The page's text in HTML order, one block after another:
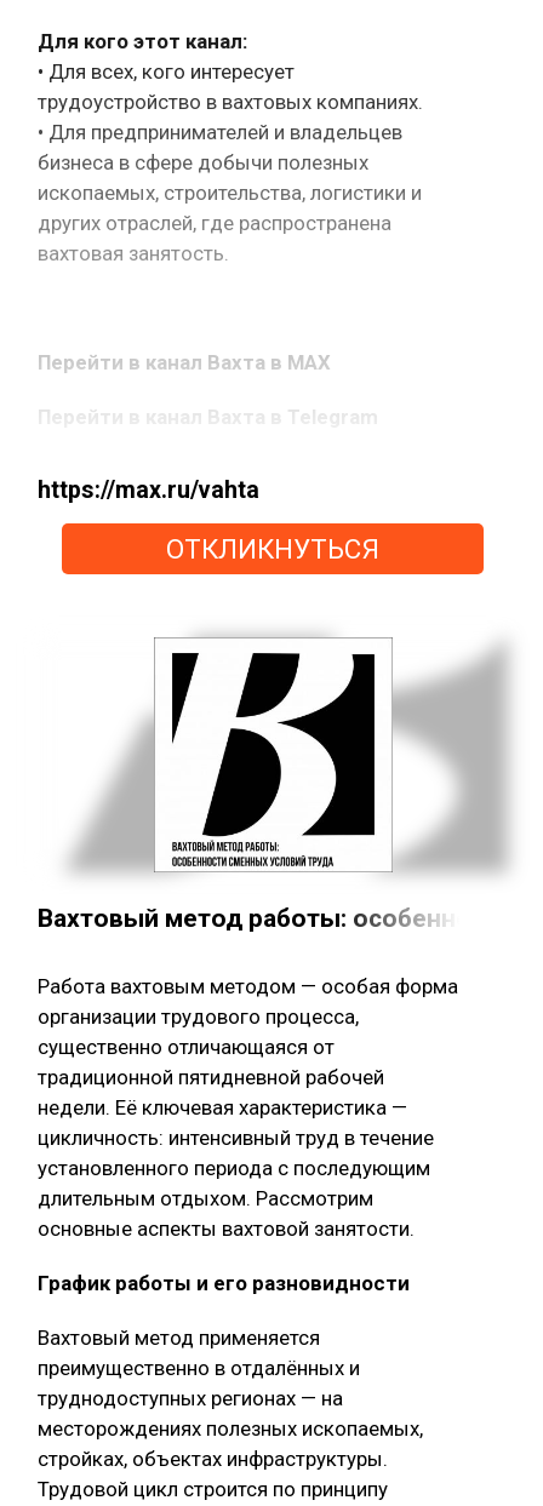
Для кого этот канал:
• Для всех, кого интересует
трудоустройство в вахтовых компаниях.
• Для предпринимателей и владельцев
бизнеса в сфере добычи полезных
ископаемых, строительства, логистики и
других отраслей, где распространена
вахтовая занятость.
Перейти в канал Вахта в MAX
Перейти в канал Вахта в Telegram
https://max.ru/vahta
ОТКЛИКНУТЬСЯ
Вахтовый метод работы: особенности
Работа вахтовым методом — особая форма
организации трудового процесса,
существенно отличающаяся от
традиционной пятидневной рабочей
недели. Её ключевая характеристика —
цикличность: интенсивный труд в течение
установленного периода с последующим
длительным отдыхом. Рассмотрим
основные аспекты вахтовой занятости.
График работы и его разновидности
Вахтовый метод применяется
преимущественно в отдалённых и
труднодоступных регионах — на
месторождениях полезных ископаемых,
стройках, объектах инфраструктуры.
Трудовой цикл строится по принципу